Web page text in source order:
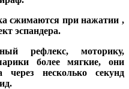
сжимаются при нажатии ,
эспандера.
рефлекс, моторику,
более мягкие, они
несколько секунд